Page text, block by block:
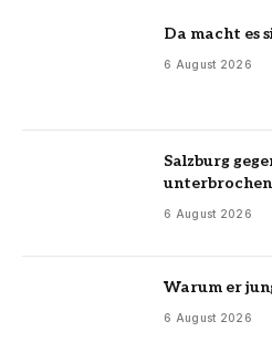
Da macht es
6 August 2026
Salzburg
unterbrochen
6 August 2026
Warum er
6 August 2026